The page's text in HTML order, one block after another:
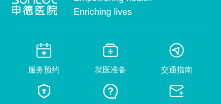
服务预约 就医准备 交通指南